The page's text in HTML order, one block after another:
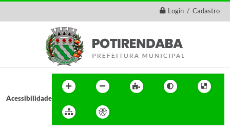
Login / Cadastro
Acessibilidade